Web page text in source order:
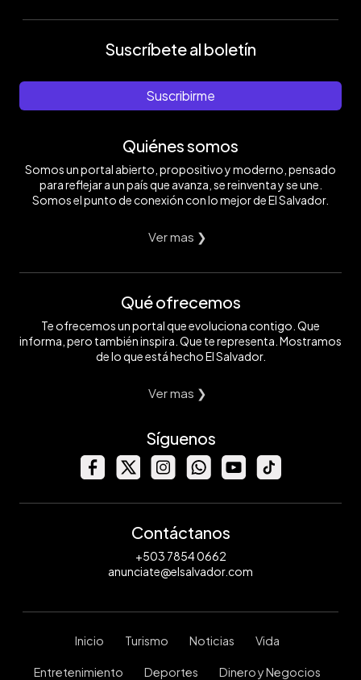
Suscríbete al boletín
Suscribirme
Quiénes somos
Somos un portal abierto, propositivo y moderno, pensado
para reflejar a un país que avanza, se reinventa y se une.
Somos el punto de conexión con lo mejor de El Salvador.
Ver mas ❯
Qué ofrecemos
Te ofrecemos un portal que evoluciona contigo. Que
informa, pero también inspira. Que te representa. Mostramos
de lo que está hecho El Salvador.
Ver mas ❯
Síguenos
Contáctanos
+503 7854 0662
anunciate@elsalvador.com
Inicio Turismo Noticias Vida
Entretenimiento Deportes Dinero y Negocios